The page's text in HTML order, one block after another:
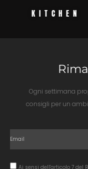
KITCHEN
Ogni settimana
consigli per un
Ai sensi dell'articolo 7 del